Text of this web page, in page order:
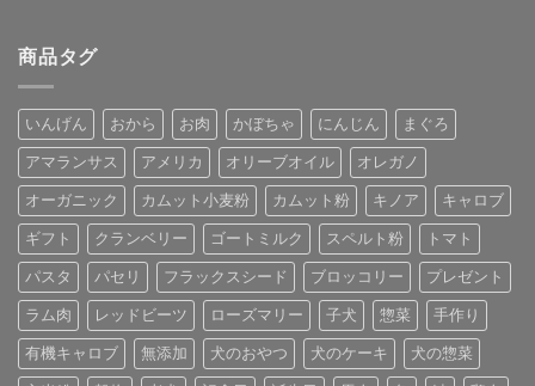
商品タグ
いんげん おから お肉 かぼちゃ にんじん まぐろ
アマランサス アメリカ オリーブオイル オレガノ
オーガニック カムット小麦粉 カムット粉 キノア キャロブ
ギフト クランベリー ゴートミルク スペルト粉 トマト
パスタ パセリ フラックスシード ブロッコリー プレゼント
ラム肉 レッドビーツ ローズマリー 子犬 惣菜 手作り
有機キャロブ 無添加 犬のおやつ 犬のケーキ 犬の惣菜